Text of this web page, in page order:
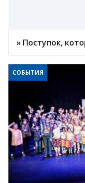
» Поступок,
СОБЫТИЯ